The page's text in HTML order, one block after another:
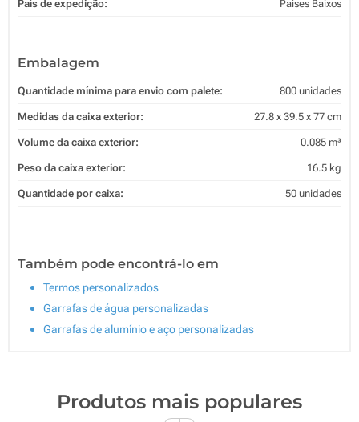
País de expedição: Países Baixos
Embalagem
Quantidade mínima para envio com palete: 800 unidades
Medidas da caixa exterior: 27.8 x 39.5 x 77 cm
Volume da caixa exterior: 0.085 m³
Peso da caixa exterior: 16.5 kg
Quantidade por caixa: 50 unidades
Também pode encontrá-lo em
Termos personalizados
Garrafas de água personalizadas
Garrafas de alumínio e aço personalizadas
Produtos mais populares